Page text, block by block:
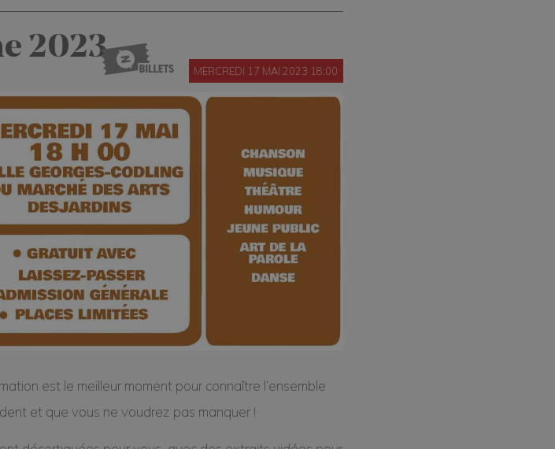
2023
est le meilleur moment pour connaître l’ensemble
et que vous ne voudrez pas manquer !
MERCREDI 17 MAI 2023 18:00